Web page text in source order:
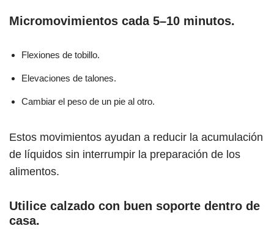
Micromovimientos cada 5–10 minutos.
Flexiones de tobillo.
Elevaciones de talones.
Cambiar el peso de un pie al otro.
Estos movimientos ayudan a reducir la acumulación
de líquidos sin interrumpir la preparación de los
alimentos.
Utilice calzado con buen soporte dentro de
casa.